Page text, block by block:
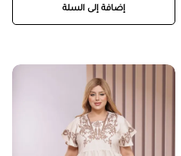
إضافة إلى السلة